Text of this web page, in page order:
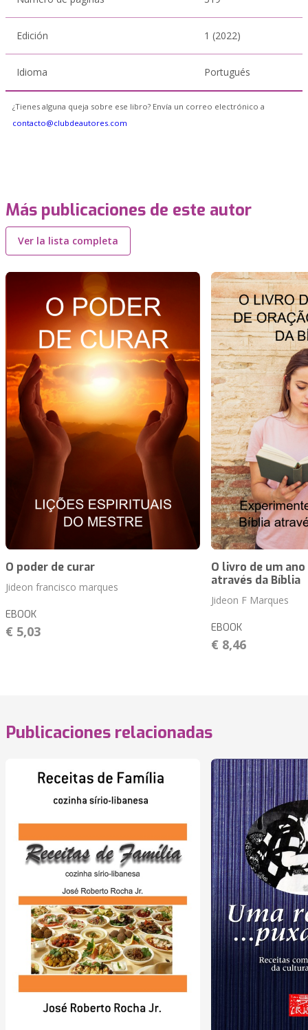
Edición 1 (2022)
Idioma Portugués
¿Tienes alguna queja sobre ese libro? Envía un correo electrónico a
contacto@clubdeautores.com
Más publicaciones de este autor
Ver la lista completa
O poder de curar
Jideon francisco marques
EBOOK
€ 5,03
O livro de um
através da Bíblia
Jideon F Marques
EBOOK
€ 8,46
Publicaciones relacionadas